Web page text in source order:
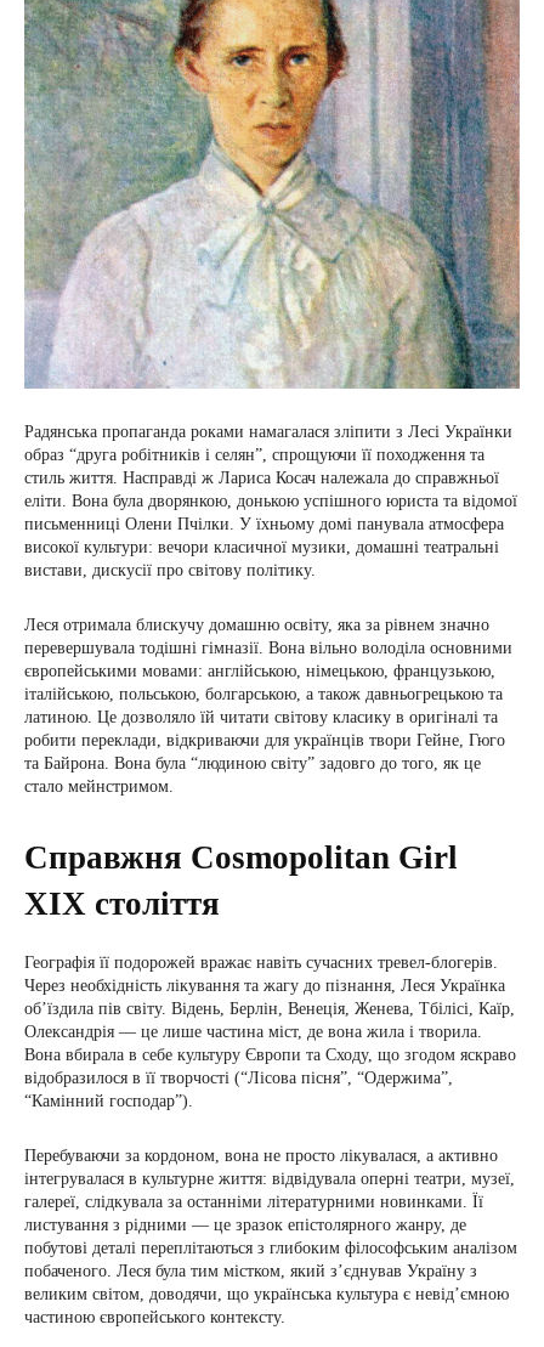
Радянська пропаганда роками намагалася зліпити з Лесі Українки
образ “друга робітників і селян”, спрощуючи її походження та
стиль життя. Насправді ж Лариса Косач належала до справжньої
еліти. Вона була дворянкою, донькою успішного юриста та відомої
письменниці Олени Пчілки. У їхньому домі панувала атмосфера
високої культури: вечори класичної музики, домашні театральні
вистави, дискусії про світову політику.
Леся отримала блискучу домашню освіту, яка за рівнем значно
перевершувала тодішні гімназії. Вона вільно володіла основними
європейськими мовами: англійською, німецькою, французькою,
італійською, польською, болгарською, а також давньогрецькою та
латиною. Це дозволяло їй читати світову класику в оригіналі та
робити переклади, відкриваючи для українців твори Гейне, Гюго
та Байрона. Вона була “людиною світу” задовго до того, як це
стало мейнстримом.
Справжня Cosmopolitan Girl
XIX століття
Географія її подорожей вражає навіть сучасних тревел-блогерів.
Через необхідність лікування та жагу до пізнання, Леся Українка
об’їздила пів світу. Відень, Берлін, Венеція, Женева, Тбілісі, Каїр,
Олександрія — це лише частина міст, де вона жила і творила.
Вона вбирала в себе культуру Європи та Сходу, що згодом яскраво
відобразилося в її творчості (“Лісова пісня”, “Одержима”,
“Камінний господар”).
Перебуваючи за кордоном, вона не просто лікувалася, а активно
інтегрувалася в культурне життя: відвідувала оперні театри, музеї,
галереї, слідкувала за останніми літературними новинками. Її
листування з рідними — це зразок епістолярного жанру, де
побутові деталі переплітаються з глибоким філософським аналізом
побаченого. Леся була тим містком, який з’єднував Україну з
великим світом, доводячи, що українська культура є невід’ємною
частиною європейського контексту.